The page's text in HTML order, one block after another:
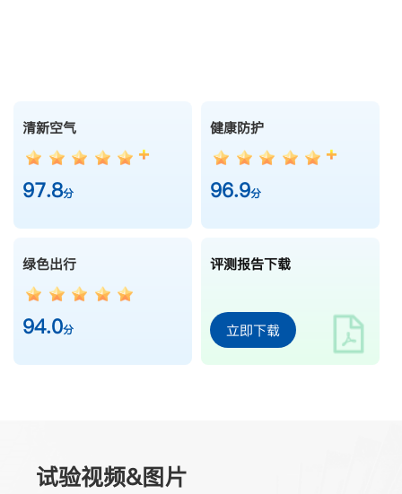
清新空气
97.8分
健康防护
96.9分
绿色出行
94.0分
评测报告下载
立即下载
试验视频&图片